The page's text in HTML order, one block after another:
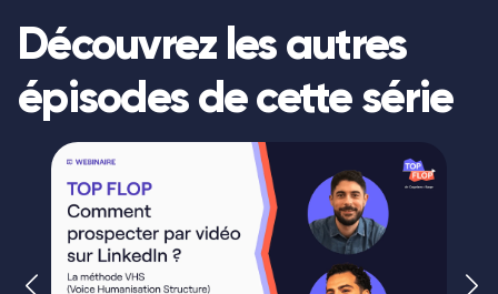
Découvrez les autres
épisodes de cette série